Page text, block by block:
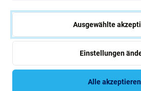
das Gerät entlädt sich schnell
das Gerät überhitzt
das Gerät kann nicht zu 100 %
das Gerät zeigt den
Qualität der Ersatzteile
Ausgewählte
Einstellungen
Alle akzeptieren